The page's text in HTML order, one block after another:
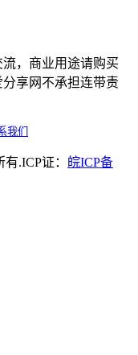
，商业用途请购买
享网不承担连带责
我们
.ICP证： 皖ICP备